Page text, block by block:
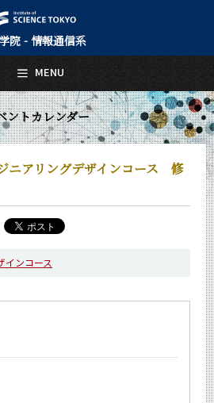
院 - 情報通信系
ントカレンダー
ニアリングデザインコース 修
インコース
MENU
English